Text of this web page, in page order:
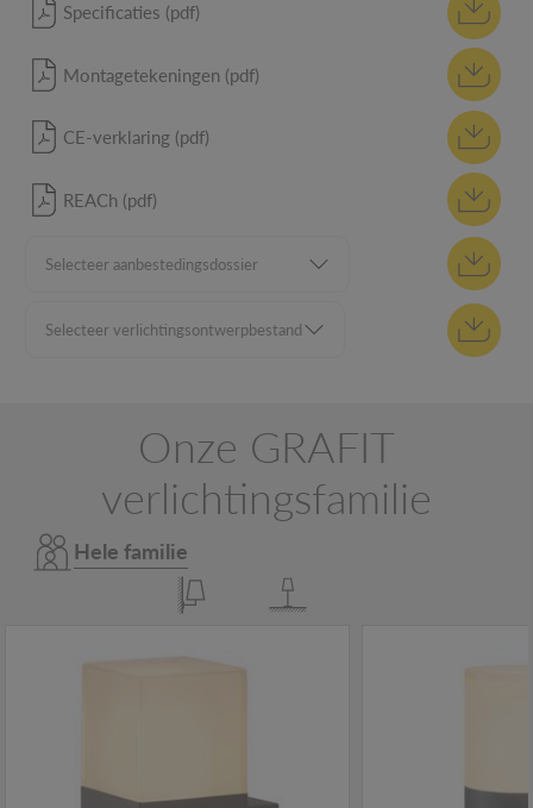
Specificaties (pdf)
Montagetekeningen (pdf)
CE-verklaring (pdf)
REACh (pdf)
Onze GRAFIT
verlichtingsfamilie
Hele familie